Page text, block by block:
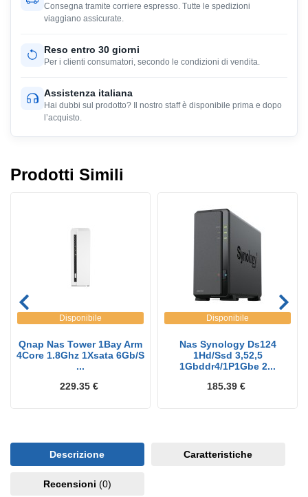
Consegna tramite corriere espresso. Tutte le spedizioni
viaggiano assicurate.
Reso entro 30 giorni
Per i clienti consumatori, secondo le condizioni di vendita.
Assistenza italiana
Hai dubbi sul prodotto? Il nostro staff è disponibile prima e dopo
l’acquisto.
Prodotti Simili
Disponibile
Qnap Nas Tower 1Bay Arm
4Core 1.8Ghz 1Xsata 6Gb/S
...
229.35 €
Disponibile
Nas Synology Ds124
1Hd/Ssd 3,52,5
1Gbddr4/1P1Gbe 2...
185.39 €
Descrizione Caratteristiche
Recensioni (0)